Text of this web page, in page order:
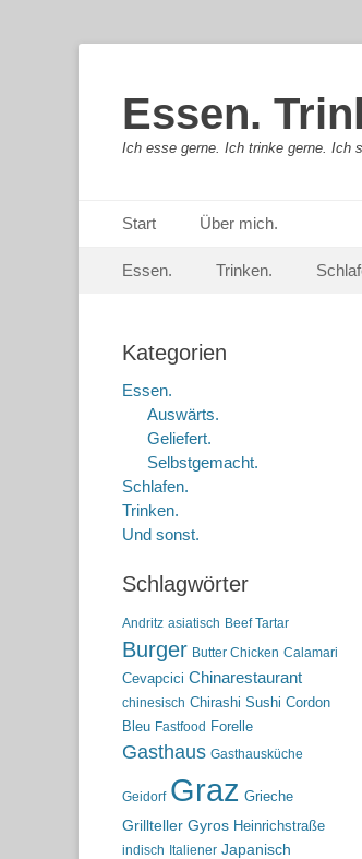
Essen.
Ich esse gerne. Ich trinke gerne. Ich
Primäres Menü
zum
Start Über mich.
Sekundär-Menü
zum
Essen. Trinken.
Kategorien
Essen.
Auswärts.
Geliefert.
Selbstgemacht.
Schlafen.
Trinken.
Und sonst.
Schlagwörter
Andritz asiatisch Beef Tartar
Burger Butter Chicken Calamari
Cevapcici Chinarestaurant
chinesisch Chirashi Sushi Cordon
Bleu Fastfood Forelle
Gasthaus Gasthausküche
Geidorf Graz Grieche
Grillteller Gyros Heinrichstraße
indisch Italiener Japanisch